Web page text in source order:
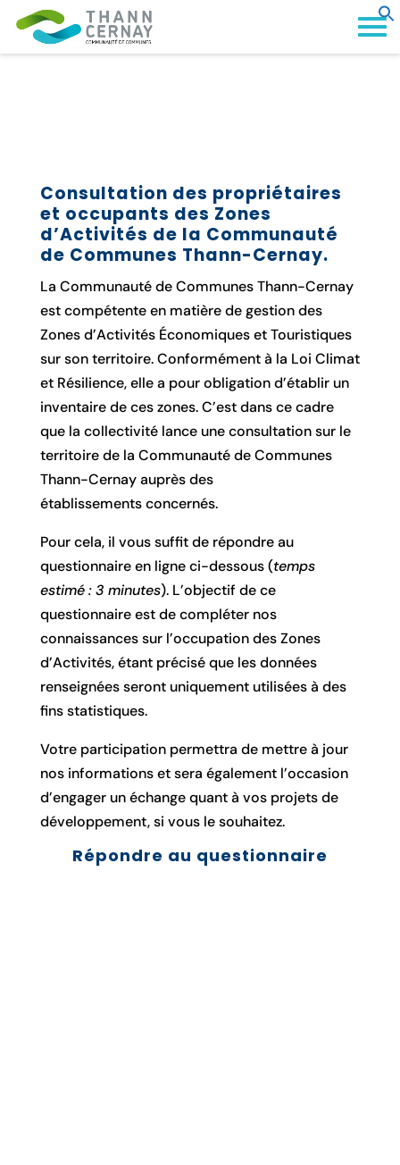
Consultation des propriétaires
et occupants des Zones
d’Activités de la Communauté
de Communes Thann-Cernay.
La Communauté de Communes Thann-Cernay
est compétente en matière de gestion des
Zones d’Activités Économiques et Touristiques
sur son territoire. Conformément à la Loi Climat
et Résilience, elle a pour obligation d’établir un
inventaire de ces zones. C’est dans ce cadre
que la collectivité lance une consultation sur le
territoire de la Communauté de Communes
Thann-Cernay auprès des
établissements concernés.
Pour cela, il vous suffit de répondre au
questionnaire en ligne ci-dessous (temps
estimé : 3 minutes). L’objectif de ce
questionnaire est de compléter nos
connaissances sur l’occupation des Zones
d’Activités, étant précisé que les données
renseignées seront uniquement utilisées à des
fins statistiques.
Votre participation permettra de mettre à jour
nos informations et sera également l’occasion
d’engager un échange quant à vos projets de
développement, si vous le souhaitez.
Répondre au questionnaire